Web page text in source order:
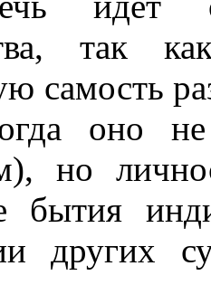
так
самость
оно не
но
бытия
других